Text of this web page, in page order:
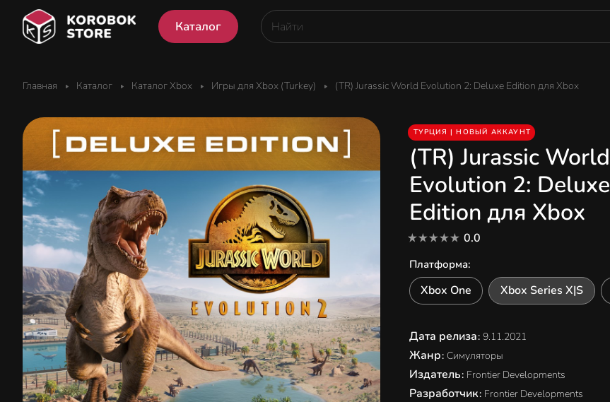
Каталог
Главная Каталог Каталог Xbox Игры для Xbox (Turkey) (TR) Jurassic World Evolution 2: Deluxe Edition для Xbox
ТУРЦИЯ | НОВЫЙ АККАУНТ
(TR) Jurassic World
Evolution 2: Deluxe
Edition для Xbox
0.0
Платформа:
Xbox One Xbox Series X|S
Дата релиза: 9.11.2021
Жанр: Симуляторы
Издатель: Frontier Developments
Разработчик: Frontier Developments